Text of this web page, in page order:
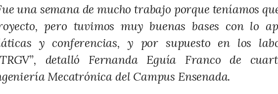
una semana de mucho trabajo porque teníamos
pero tuvimos muy buenas bases con lo
y conferencias, y por supuesto en los
detalló Fernanda Eguía Franco de
Mecatrónica del Campus Ensenada.